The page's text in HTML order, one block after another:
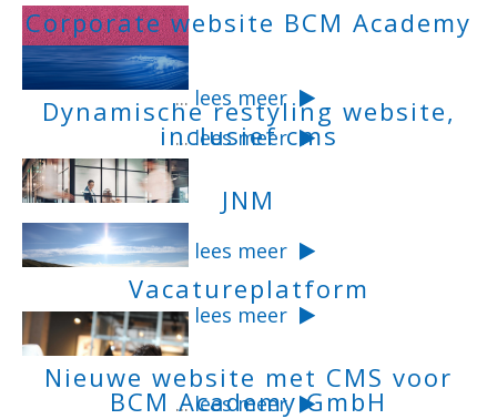
... lees meer
Corporate website BCM Academy
...lees meer
Dynamische restyling website,
inclusief cms
... lees meer
JNM
... lees meer
Vacatureplatform
...lees meer
Nieuwe website met CMS voor
BCM Academy GmbH